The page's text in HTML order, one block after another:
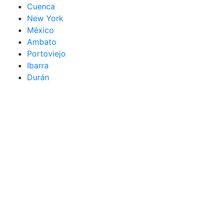
Cuenca
New York
México
Ambato
Portoviejo
Ibarra
Durán